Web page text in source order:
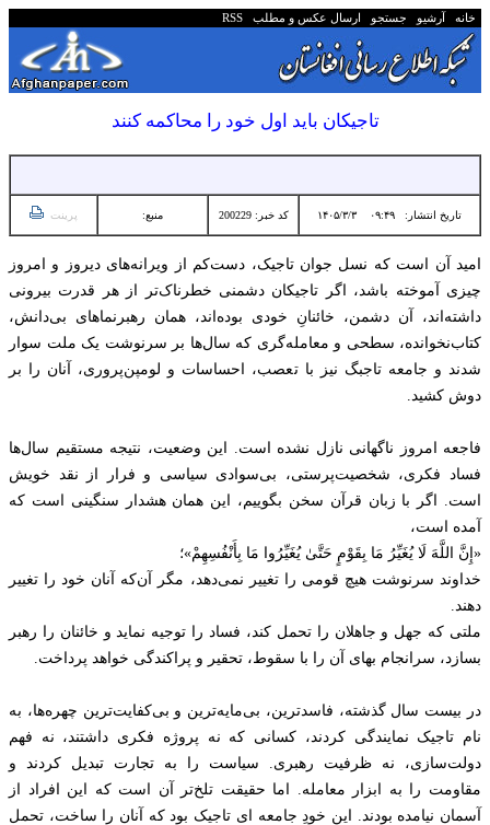
خانه آرشیو جستجو ارسال عکس و مطلب RSS
تاجیکان باید اول خود را محاکمه کنند
تاریخ انتشار: ۰۹:۴۹ ۱۴۰۵/۳/۳ کد خبر: 200229 منبع: پرینت
امید آن است که نسل جوان تاجیک، دست‌کم از ویرانه‌های دیروز و امروز
چیزی آموخته باشد، اگر تاجیکان دشمنی خطرناک‌تر از هر قدرت بیرونی
داشته‌اند، آن دشمن، خائنانِ خودی بوده‌اند، همان رهبرنماهای بی‌دانش،
کتاب‌نخوانده، سطحی و معامله‌گری که سال‌ها بر سرنوشت یک ملت سوار
شدند و جامعه تاجبگ نیز با تعصب، احساسات و لومپن‌پروری، آنان را بر
دوش کشید.
فاجعه‌ امروز ناگهانی نازل نشده است. این وضعیت، نتیجه‌ مستقیم سال‌ها
فساد فکری، شخصیت‌پرستی، بی‌سوادی سیاسی و فرار از نقد خویش
است. اگر با زبان قرآن سخن بگوییم، این همان هشدار سنگینی است که
آمده است،
«إِنَّ اللَّهَ لَا يُغَيِّرُ مَا بِقَوْمٍ حَتَّىٰ يُغَيِّرُوا مَا بِأَنْفُسِهِمْ»؛
خداوند سرنوشت هیچ قومی را تغییر نمی‌دهد، مگر آن‌که آنان خود را تغییر
دهند.
ملتی که جهل و جاهلان را تحمل کند، فساد را توجیه نماید و خائنان را رهبر
بسازد، سرانجام بهای آن را با سقوط، تحقیر و پراکندگی خواهد پرداخت.
در بیست سال گذشته، فاسدترین، بی‌مایه‌ترین و بی‌کفایت‌ترین چهره‌ها، به
نام تاجیک نمایندگی کردند، کسانی که نه پروژه‌ فکری داشتند، نه فهم
دولت‌سازی، نه ظرفیت رهبری. سیاست را به تجارت تبدیل کردند و
مقاومت را به ابزار معامله. اما حقیقت تلخ‌تر آن است که این افراد از
آسمان نیامده بودند. این خودِ جامعه ای تاجیک بود که آنان را ساخت، تحمل